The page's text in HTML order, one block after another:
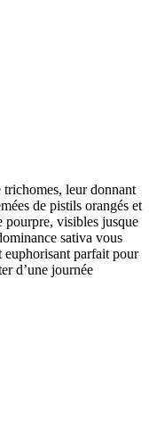
trichomes, leur donnant
de pistils orangés et
pourpre, visibles jusque
sativa vous
parfait pour
d’une journée